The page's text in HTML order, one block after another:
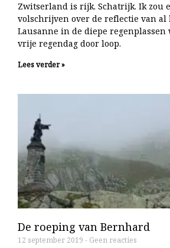
Zwitserland is rijk. Schatrijk. Ik zou
volschrijven over de reflectie van al
Lausanne in de diepe
vrije regendag door loop.
Lees verder »
De roeping van Bernhard
12 september 2019 Geen reacties